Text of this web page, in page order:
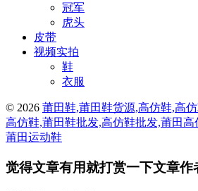
冠军
虎头
皮带
视频实拍
鞋
衣服
© 2026 莆田鞋,莆田鞋货源,高仿鞋,高
高仿鞋,莆田鞋批发,高仿鞋批发,莆田
莆田运动鞋
觉得文章有用就打赏一下文章作